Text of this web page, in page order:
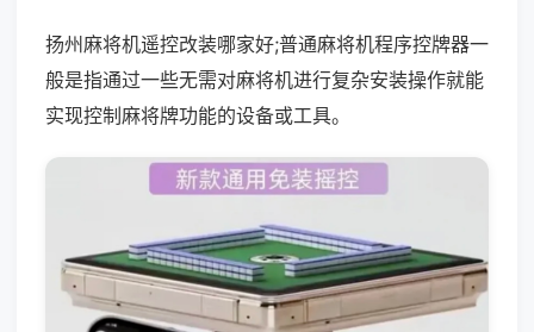
扬州麻将机遥控改装哪家好;普通麻将机程序控牌器一
般是指通过一些无需对麻将机进行复杂安装操作就能
实现控制麻将牌功能的设备或工具。